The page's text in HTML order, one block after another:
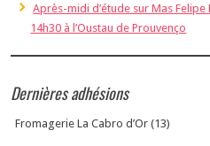
Après-midi d’étude sur Mas
14h30 à l’Oustau de Prouvenço
Dernières adhésions
Fromagerie La Cabro d’Or (13)